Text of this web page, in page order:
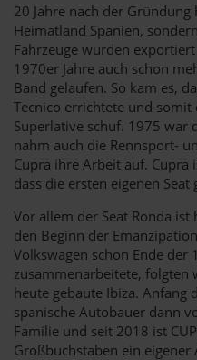
20 Jahre nach der
Heimatland Spanien,
Fahrzeuge wurden
1970er Jahre auch schon
Band gelaufen. So kam es,
Tecnico errichtete und
Superlative schuf. 1975 war
nahm auch die Rennsport-
Cupra ihre Arbeit auf. Cupra
dass die ersten eigenen
Vor allem der Seat Ronda
den Beginn der
Volkswagen schon Ende der
zusammenarbeitete, folgten
heute gebaute Ibiza. Anfang
spanische Autobauer dann
Familie und seit 2018 ist
Großbuchstaben ein eigener